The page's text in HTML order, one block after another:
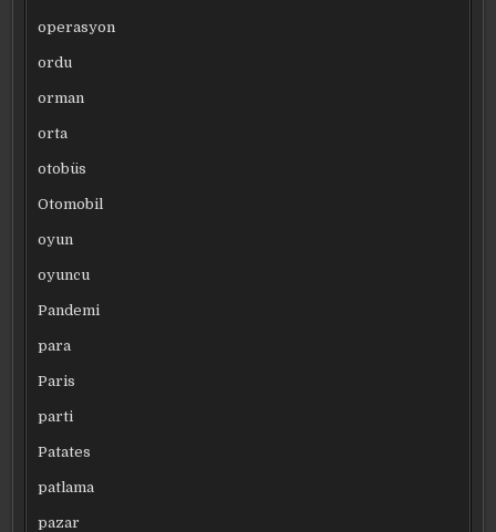
operasyon
ordu
orman
orta
otobüs
Otomobil
oyun
oyuncu
Pandemi
para
Paris
parti
Patates
patlama
pazar